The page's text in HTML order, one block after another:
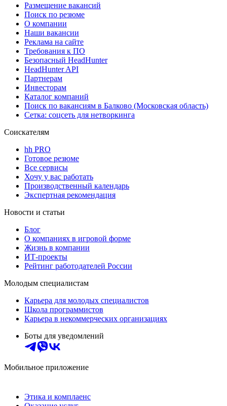
Размещение вакансий
Поиск по резюме
О компании
Наши вакансии
Реклама на сайте
Требования к ПО
Безопасный HeadHunter
HeadHunter API
Партнерам
Инвесторам
Каталог компаний
Поиск по вакансиям в Балково (Московская область)
Сетка: соцсеть для нетворкинга
Соискателям
hh PRO
Готовое резюме
Все сервисы
Хочу у вас работать
Производственный календарь
Экспертная рекомендация
Новости и статьи
Блог
О компаниях в игровой форме
Жизнь в компании
ИТ-проекты
Рейтинг работодателей России
Молодым специалистам
Карьера для молодых специалистов
Школа программистов
Карьера в некоммерческих организациях
Боты для уведомлений
Мобильное приложение
Этика и комплаенс